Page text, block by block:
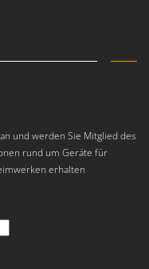
und werden Sie Mitglied des
rund um Geräte für
erhalten